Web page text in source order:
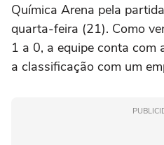
Química Arena pela
quarta-feira (21). Como
1 a 0, a equipe conta com
a classificação com um